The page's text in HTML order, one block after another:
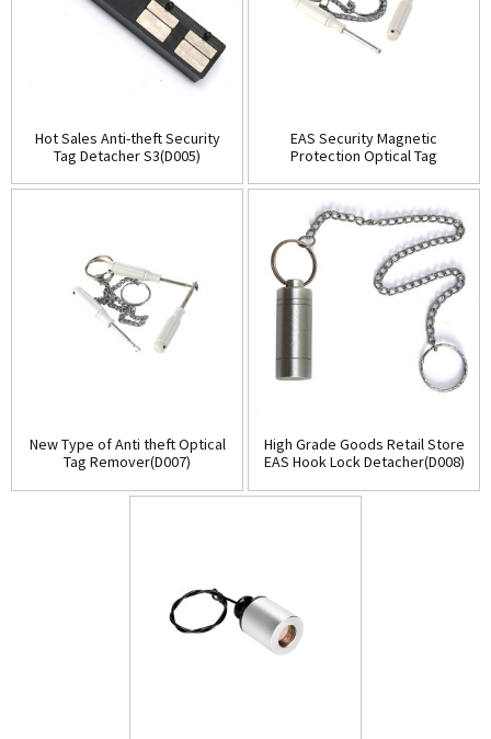
Hot Sales Anti-theft Security
Tag Detacher S3(D005)
EAS Security Magnetic
Protection Optical Tag
New Type of Anti theft Optical
Tag Remover(D007)
High Grade Goods Retail Store
EAS Hook Lock Detacher(D008)